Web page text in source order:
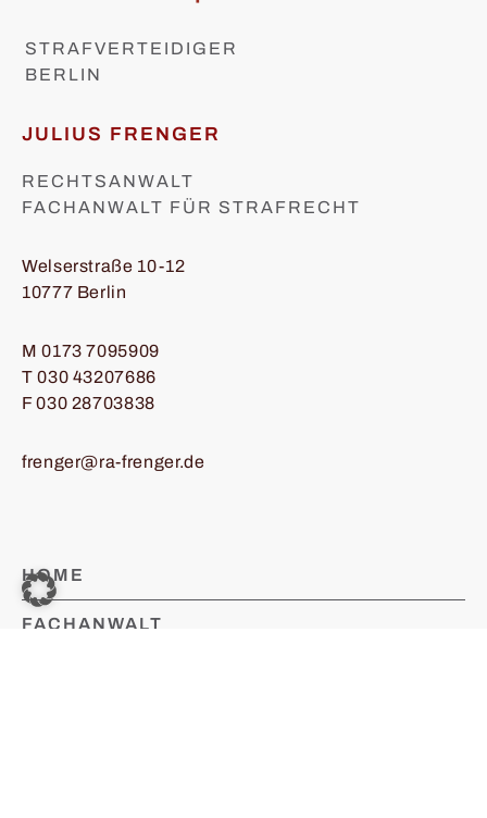
STRAFVERTEIDIGER
BERLIN
JULIUS FRENGER
RECHTSANWALT
FACHANWALT FÜR STRAFRECHT
Welserstraße 10-12
10777 Berlin
M0173 7095909
T030 43207686
F 030 28703838
frenger@ra-frenger.de
HOME
FACHANWALT